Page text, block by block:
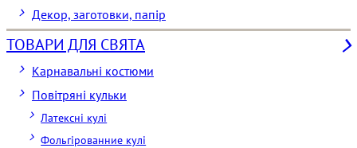
Декор, заготовки, папір
ТОВАРИ ДЛЯ СВЯТА
Карнавальні костюми
Повітряні кульки
Латексні кулі
Фольгірованние кулі